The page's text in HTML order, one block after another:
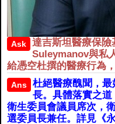
Ask
達吉斯坦醫療保險
Suleymanov與私
給憑空杜撰的醫療行為
Ans
杜絕醫療醜聞，
長。具體落實之
衛生委員會議員席次，
選委員長兼任。詳見《